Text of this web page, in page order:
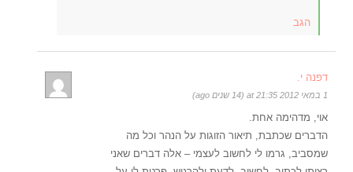
הגב
דפנה י.
1 במאי 2012 at 21:35 (14 שנים ago)
אוי, מדהימה אחת.
הדברים שכתבת, תיאור הזוגות על הנהר וכל מה
שמסביב, גרמו לי לחשוב לעצמי – אלה דברים שאני